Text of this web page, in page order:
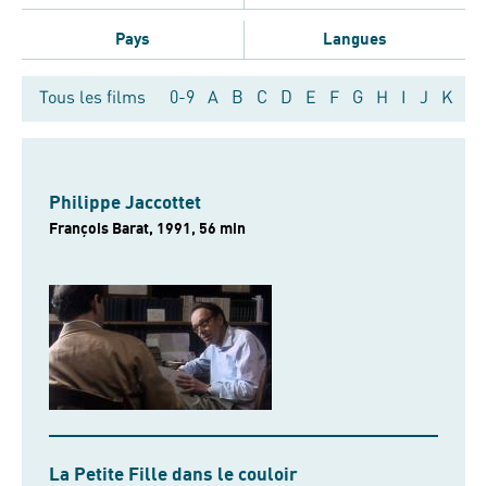
Pays Langues
Tous les films 0-9 A B C D E F G H J K
Philippe Jaccottet
François Barat, 1991, 56 min
La Petite Fille dans le couloir